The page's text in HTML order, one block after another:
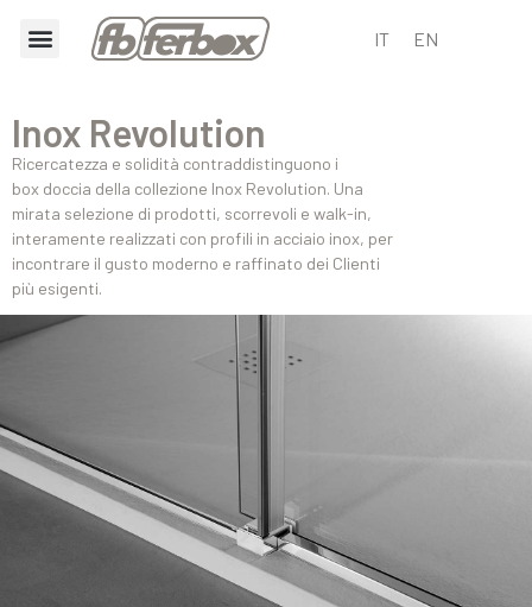
IT EN
Inox Revolution
Ricercatezza e solidità contraddistinguono i
box doccia della collezione Inox Revolution. Una
mirata selezione di prodotti, scorrevoli e walk-in,
interamente realizzati con profili in acciaio inox, per
incontrare il gusto moderno e raffinato dei Clienti
più esigenti.